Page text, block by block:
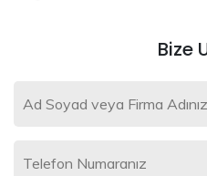
Bize